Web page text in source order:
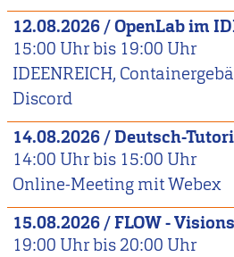
12.08.2026/OpenLab im
15:00 Uhr bis 19:00 Uhr
IDEENREICH,
Discord
14.08.2026/Deutsch-
14:00 Uhr bis 15:00 Uhr
Online-Meeting mit Webex
15.08.2026/FLOW -
19:00 Uhr bis20:00 Uhr